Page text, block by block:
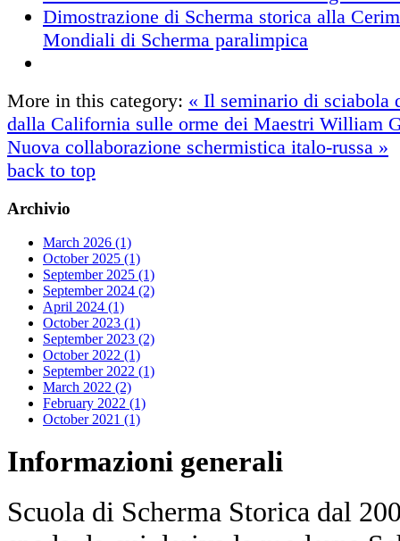
Dimostrazione di Scherma storica alla
Mondiali di Scherma paralimpica
More in this category: « Il seminario di sciabola
dalla California sulle orme dei Maestri William
Nuova collaborazione schermistica italo-russa »
back to top
Archivio
March 2026 (1)
October 2025 (1)
September 2025 (1)
September 2024 (2)
April 2024 (1)
October 2023 (1)
September 2023 (2)
October 2022 (1)
September 2022 (1)
March 2022 (2)
February 2022 (1)
October 2021 (1)
Informazioni generali
Scuola di Scherma Storica dal